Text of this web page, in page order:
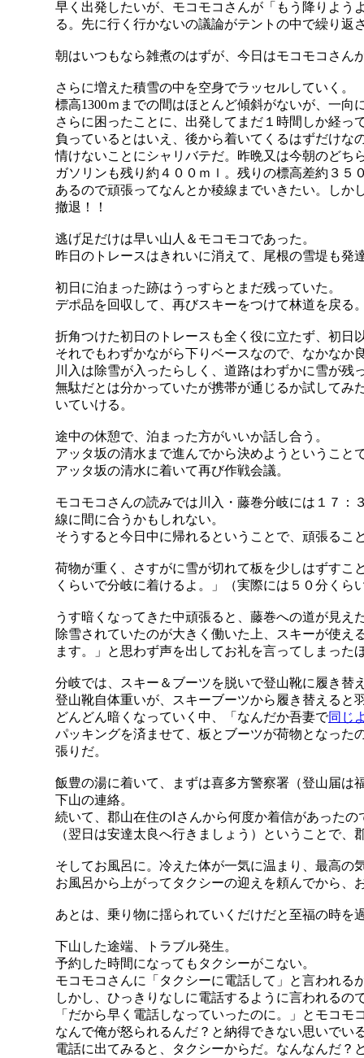
早く出発したいが、モコモコさんが「もう降りよう
る。先に行く行かないの議論がテントの中で繰り返
朝はいつもなら雑煮のはずが、今日はモコモコさん
さらに増えた積雪の中を空身でラッセルしていく。
標高1300ｍまでの間はほとんど傾斜がないが、一向
さらに困ったことに、出発してまだ１時間しか経
負っているとはいえ、後から着いてくるはずだけな
情けないことにシャリバテだ。昨晩又は今朝のどち
ガソリンも残り約４００ｍｌ。残りの標高差約３
あるので頑張ってなんとか稜線までいきたい。し
撤退！！
逃げ足だけは早い山人＆モコモコであった。
昨日のトレースはきれいに消えて、尾根の雪堤も
初日に泊まった跡はうっすらとまだ残っていた。
デポ品を回収して、再びスキーをつけて林道を戻る
折角つけた初日のトレースも全く役に立たず、初日
それでもわずかながら下りベースなので、なかな
川入は除雪が入ったらしく、道路はわずかに雪が残
無駄だとは分かっていたが携帯が通じるか試してみ
いていける。
途中の休憩で、泊まった方がいいか話し合う。
アッタ坂の清水まで進んでから決めようということ
アッタ坂の清水に着いて再び作戦会議。
モコモコさんの読みでは川入・藤巻分岐には１７
線に間に合うかもしれない。
そうすると今日中に帰れるということで、頑張るこ
荷物が重く、さすがに雪が切れて板を少しはずすこ
くらいで分岐に着けるよ。」（実際には５０分くら
うす暗くなってきた中頑張ると、藤巻への道が見
除雪されていたのが大きく働いた上、スキーが使
ます。」と思わず声を出してお礼を言ってしまっ
分岐では、スキー＆ブーツを脱いで登山靴に履き替
登山靴自体重いが、スキーブーツから履き替えると
どんどん暗くなっていく中、「なんだか吾妻で同じ
パッキングを済ませて、板とブーツが荷物となった
張りだ。
飯豊の湯に着いて、まずは喜多方警察署（登山届は
下山の連絡。
続いて、郡山在住のⅠさんから何度か着信があった
（翌日は安達太良へ行きましょう）ということで
そしてお風呂に。冷えた体が一気に温まり、最高の
お風呂から上がってタクシーの迎えを頼んでから
あとは、乗り物に揺られていくだけだと至福の時を
下山した途端、トラブル発生。
予約した時間になってもタクシーがこない。
モコモコさんに「タクシーに電話して」と言われ
しかし、ひっきりなしに電話するように言われる
「だから早く電話しなっていったのに。」とモコモ
なんで俺が怒られるんだ？と納得できない思いでい
電話に出てみると、タクシーからだ。なんなんだ